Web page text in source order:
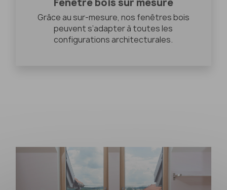
Grâce au sur-mesure, nos fenêtres bois
peuvent s’adapter à toutes les
configurations architecturales.